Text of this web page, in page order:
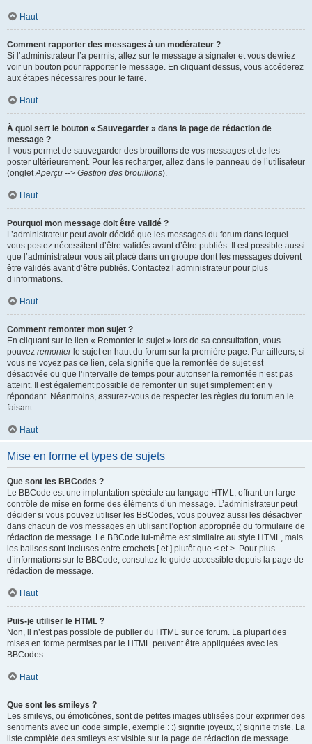
Haut
Comment rapporter des messages à un modérateur ?
Si l’administrateur l’a permis, allez sur le message à signaler et vous devriez
voir un bouton pour rapporter le message. En cliquant dessus, vous accéderez
aux étapes nécessaires pour le faire.
Haut
À quoi sert le bouton « Sauvegarder » dans la page de rédaction de
message ?
Il vous permet de sauvegarder des brouillons de vos messages et de les
poster ultérieurement. Pour les recharger, allez dans le panneau de l’utilisateur
(ongletAperçu --> Gestion des brouillons).
Haut
Pourquoi mon message doit être validé ?
L’administrateur peut avoir décidé que les messages du forum dans lequel
vous postez nécessitent d’être validés avant d’être publiés. Il est possible aussi
que l’administrateur vous ait placé dans un groupe dont les messages doivent
être validés avant d’être publiés. Contactez l’administrateur pour plus
d’informations.
Haut
Comment remonter mon sujet ?
En cliquant sur le lien « Remonter le sujet » lors de sa consultation, vous
pouvez remonterle sujet en haut du forum sur la première page. Par ailleurs, si
vous ne voyez pas ce lien, cela signifie que la remontée de sujet est
désactivée ou que l’intervalle de temps pour autoriser la remontée n’est pas
atteint. Il est également possible de remonter un sujet simplement en y
répondant. Néanmoins, assurez-vous de respecter les règles du forum en le
faisant.
Haut
Mise en forme et types de sujets
Que sont les BBCodes ?
Le BBCode est une implantation spéciale au langage HTML, offrant un large
contrôle de mise en forme des éléments d’un message. L’administrateur peut
décider si vous pouvez utiliser les BBCodes, vous pouvez aussi les désactiver
dans chacun de vos messages en utilisant l’option appropriée du formulaire de
rédaction de message. Le BBCode lui-même est similaire au style HTML, mais
les balises sont incluses entre crochets [ et ] plutôt que < et >. Pour plus
d’informations sur le BBCode, consultez le guide accessible depuis la page de
rédaction de message.
Haut
Puis-je utiliser le HTML ?
Non, il n’est pas possible de publier du HTML sur ce forum. La plupart des
mises en forme permises par le HTML peuvent être appliquées avec les
BBCodes.
Haut
Que sont les smileys ?
Les smileys, ou émoticônes, sont de petites images utilisées pour exprimer des
sentiments avec un code simple, exemple : :) signifie joyeux, :( signifie triste. La
liste complète des smileys est visible sur la page de rédaction de message.